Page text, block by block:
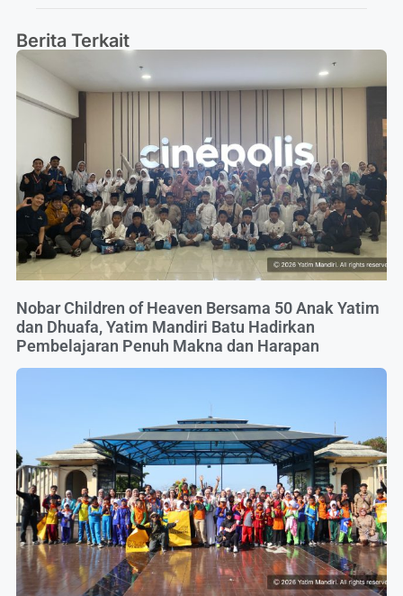
Berita Terkait
Nobar Children of Heaven Bersama 50 Anak Yatim
dan Dhuafa, Yatim Mandiri Batu Hadirkan
Pembelajaran Penuh Makna dan Harapan